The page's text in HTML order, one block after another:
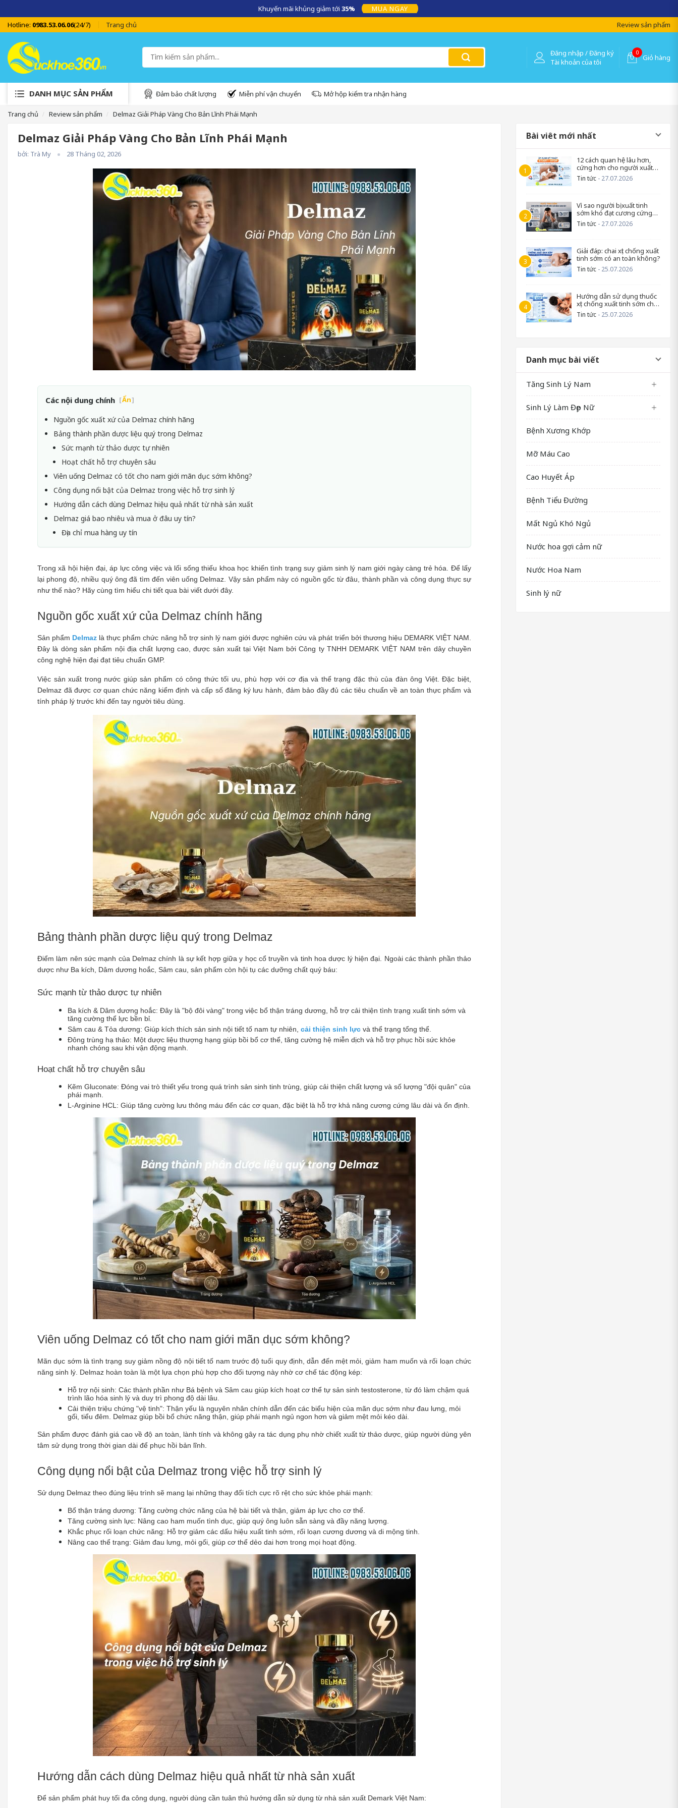
Khuyến mãi khủng giảm tới35%
MUA NGAY
Hotline: 0983.53.06.06(24/7) Trang chủ Review sản phẩm
Đăng nhập / Đăng ký
Tài khoản của tôi
0
Giỏ hàng
DANH MỤC SẢN PHẨM Đảm bảo chất lượng Miễn phí vận chuyển Mở hộp kiểm tra nhận hàng
Trang chủ Review sản phẩm Delmaz Giải Pháp Vàng Cho Bản Lĩnh Phái Mạnh
Delmaz Giải Pháp Vàng Cho Bản Lĩnh Phái Mạnh
bởi: Trà My 28 Tháng 02, 2026
Các nội dung chính [Ẩn]
Nguồn gốc xuất xứ của Delmaz chính hãng
Bảng thành phần dược liệu quý trong Delmaz
Sức mạnh từ thảo dược tự nhiên
Hoạt chất hỗ trợ chuyên sâu
Viên uống Delmaz có tốt cho nam giới mãn dục sớm không?
Công dụng nổi bật của Delmaz trong việc hỗ trợ sinh lý
Hướng dẫn cách dùng Delmaz hiệu quả nhất từ nhà sản xuất
Delmaz giá bao nhiêu và mua ở đâu uy tín?
Địa chỉ mua hàng uy tín
Trong xã hội hiện đại, áp lực công việc và lối sống thiếu khoa học khiến tình trạng suy giảm sinh lý nam giới ngày càng trẻ hóa. Để lấy
lại phong độ, nhiều quý ông đã tìm đến viên uống Delmaz. Vậy sản phẩm này có nguồn gốc từ đâu, thành phần và công dụng thực sự
như thế nào? Hãy cùng tìm hiểu chi tiết qua bài viết dưới đây.
Nguồn gốc xuất xứ của Delmaz chính hãng
Sản phẩm Delmaz là thực phẩm chức năng hỗ trợ sinh lý nam giới được nghiên cứu và phát triển bởi thương hiệu DEMARK VIỆT NAM.
Đây là dòng sản phẩm nội địa chất lượng cao, được sản xuất tại Việt Nam bởi Công ty TNHH DEMARK VIỆT NAM trên dây chuyền
công nghệ hiện đại đạt tiêu chuẩn GMP.
Việc sản xuất trong nước giúp sản phẩm có công thức tối ưu, phù hợp với cơ địa và thể trạng đặc thù của đàn ông Việt. Đặc biệt,
Delmaz đã được cơ quan chức năng kiểm định và cấp số đăng ký lưu hành, đảm bảo đầy đủ các tiêu chuẩn về an toàn thực phẩm và
tính pháp lý trước khi đến tay người tiêu dùng.
Bảng thành phần dược liệu quý trong Delmaz
Điểm làm nên sức mạnh của Delmaz chính là sự kết hợp giữa y học cổ truyền và tinh hoa dược lý hiện đại. Ngoài các thành phần thảo
dược như Ba kích, Dâm dương hoắc, Sâm cau, sản phẩm còn hội tụ các dưỡng chất quý báu:
Sức mạnh từ thảo dược tự nhiên
Ba kích & Dâm dương hoắc: Đây là "bộ đôi vàng" trong việc bổ thận tráng dương, hỗ trợ cải thiện tình trạng xuất tinh sớm và
tăng cường thể lực bền bỉ.
Sâm cau & Tỏa dương: Giúp kích thích sản sinh nội tiết tố nam tự nhiên, cải thiện sinh lực và thể trạng tổng thể.
Đông trùng hạ thảo: Một dược liệu thượng hạng giúp bồi bổ cơ thể, tăng cường hệ miễn dịch và hỗ trợ phục hồi sức khỏe
nhanh chóng sau khi vận động mạnh.
Hoạt chất hỗ trợ chuyên sâu
Kẽm Gluconate: Đóng vai trò thiết yếu trong quá trình sản sinh tinh trùng, giúp cải thiện chất lượng và số lượng "đội quân" của
phái mạnh.
L-Arginine HCL: Giúp tăng cường lưu thông máu đến các cơ quan, đặc biệt là hỗ trợ khả năng cương cứng lâu dài và ổn định.
Viên uống Delmaz có tốt cho nam giới mãn dục sớm không?
Mãn dục sớm là tình trạng suy giảm nồng độ nội tiết tố nam trước độ tuổi quy định, dẫn đến mệt mỏi, giảm ham muốn và rối loạn chức
năng sinh lý. Delmaz hoàn toàn là một lựa chọn phù hợp cho đối tượng này nhờ cơ chế tác động kép:
Hỗ trợ nội sinh: Các thành phần như Bá bệnh và Sâm cau giúp kích hoạt cơ thể tự sản sinh testosterone, từ đó làm chậm quá
trình lão hóa sinh lý và duy trì phong độ dài lâu.
Cải thiện triệu chứng "vệ tinh": Thận yếu là nguyên nhân chính dẫn đến các biểu hiện của mãn dục sớm như đau lưng, mỏi
gối, tiểu đêm. Delmaz giúp bồi bổ chức năng thận, giúp phái mạnh ngủ ngon hơn và giảm mệt mỏi kéo dài.
Sản phẩm được đánh giá cao về độ an toàn, lành tính và không gây ra tác dụng phụ nhờ chiết xuất từ thảo dược, giúp người dùng yên
tâm sử dụng trong thời gian dài để phục hồi bản lĩnh.
Công dụng nổi bật của Delmaz trong việc hỗ trợ sinh lý
Sử dụng Delmaz theo đúng liệu trình sẽ mang lại những thay đổi tích cực rõ rệt cho sức khỏe phái mạnh:
Bổ thận tráng dương: Tăng cường chức năng của hệ bài tiết và thận, giảm áp lực cho cơ thể.
Tăng cường sinh lực: Nâng cao ham muốn tình dục, giúp quý ông luôn sẵn sàng và đầy năng lượng.
Khắc phục rối loạn chức năng: Hỗ trợ giảm các dấu hiệu xuất tinh sớm, rối loạn cương dương và di mộng tinh.
Nâng cao thể trạng: Giảm đau lưng, mỏi gối, giúp cơ thể dẻo dai hơn trong mọi hoạt động.
Hướng dẫn cách dùng Delmaz hiệu quả nhất từ nhà sản xuất
Để sản phẩm phát huy tối đa công dụng, người dùng cần tuân thủ hướng dẫn sử dụng từ nhà sản xuất Demark Việt Nam:
Bài viêt mới nhất
12 cách quan hệ lâu hơn,
cứng hơn cho người xuất
tinh sớm
Tin tức - 27.07.2026
Vì sao người bị xuất tinh
sớm khó đạt cương cứng
trở lại?
Tin tức - 27.07.2026
Giải đáp: chai xịt chống xuất
tinh sớm có an toàn không?
Tin tức - 25.07.2026
Hướng dẫn sử dụng thuốc
xịt chống xuất tinh sớm cho
nam
Tin tức - 25.07.2026
Danh mục bài viết
Tăng Sinh Lý Nam
Sinh Lý Làm Đẹp Nữ
Bệnh Xương Khớp
Mỡ Máu Cao
Cao Huyết Áp
Bệnh Tiểu Đường
Mất Ngủ Khó Ngủ
Nước hoa gợi cảm nữ
Nước Hoa Nam
Sinh lý nữ